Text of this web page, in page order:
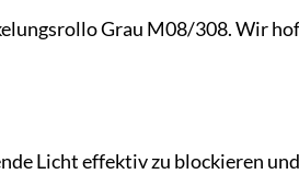
Grau M08/308. Wir
Licht effektiv zu blockieren